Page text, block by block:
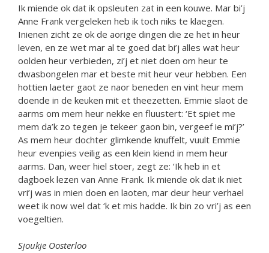
Ik miende ok dat ik opsleuten zat in een kouwe. Mar bi’j
Anne Frank vergeleken heb ik toch niks te klaegen.
Inienen zicht ze ok de aorige dingen die ze het in heur
leven, en ze wet mar al te goed dat bi’j alles wat heur
oolden heur verbieden, zi’j et niet doen om heur te
dwasbongelen mar et beste mit heur veur hebben. Een
hottien laeter gaot ze naor beneden en vint heur mem
doende in de keuken mit et theezetten. Emmie slaot de
aarms om mem heur nekke en fluustert: ‘Et spiet me
mem da’k zo tegen je tekeer gaon bin, vergeef ie mi’j?’
As mem heur dochter glimkende knuffelt, vuult Emmie
heur evenpies veilig as een klein kiend in mem heur
aarms. Dan, weer hiel stoer, zegt ze: ‘Ik heb in et
dagboek lezen van Anne Frank. Ik miende ok dat ik niet
vri’j was in mien doen en laoten, mar deur heur verhael
weet ik now wel dat ‘k et mis hadde. Ik bin zo vri’j as een
voegeltien.
Sjoukje Oosterloo